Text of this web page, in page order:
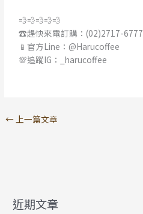
💨💨💨💨💨
☎️趕快來電訂購：(02)2717-6777
📱官方Line：@Harucoffee
💯追蹤IG：_harucoffee
←上一篇文章
近期文章